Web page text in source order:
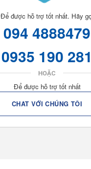
Để được hỗ trợ tốt nhất. Hãy
094 4888479
0935 190 281
HOẶC
Để được hỗ trợ tốt nhất
CHAT VỚI CHÚNG TÔI